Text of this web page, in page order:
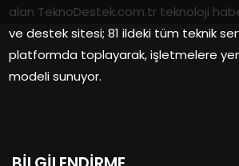
alan TeknoDestek.com.tr teknoloji
ve destek sitesi; 81 ildeki tüm teknik
platformda toplayarak, işletmelere
modeli sunuyor.